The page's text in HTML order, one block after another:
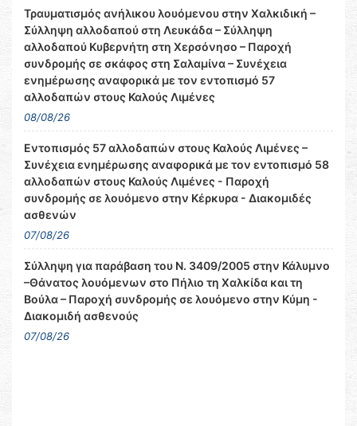
Τραυματισμός ανήλικου λουόμενου στην Χαλκιδική –
Σύλληψη αλλοδαπού στη Λευκάδα – Σύλληψη
αλλοδαπού Κυβερνήτη στη Χερσόνησο – Παροχή
συνδρομής σε σκάφος στη Σαλαμίνα – Συνέχεια
ενημέρωσης αναφορικά με τον εντοπισμό 57
αλλοδαπών στους Καλούς Λιμένες
08/08/26
Εντοπισμός 57 αλλοδαπών στους Καλούς Λιμένες –
Συνέχεια ενημέρωσης αναφορικά με τον εντοπισμό 58
αλλοδαπών στους Καλούς Λιμένες - Παροχή
συνδρομής σε λουόμενο στην Κέρκυρα - Διακομιδές
ασθενών
07/08/26
Σύλληψη για παράβαση του Ν. 3409/2005 στην Κάλυμνο
–Θάνατος λουόμενων στο Πήλιο τη Χαλκίδα και τη
Βούλα – Παροχή συνδρομής σε λουόμενο στην Κύμη -
Διακομιδή ασθενούς
07/08/26